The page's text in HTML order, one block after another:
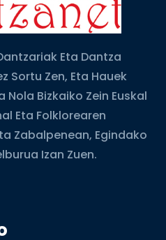
Eta Dantza
Sortu Zen, Eta Hauek
Bizkaiko Zein Euskal
Eta Folklorearen
Zabalpenean, Egindako
Izan Zuen.